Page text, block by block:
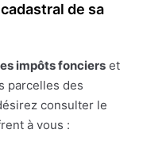
de sa
impôts fonciers et
parcelles des
consulter le
à vous :